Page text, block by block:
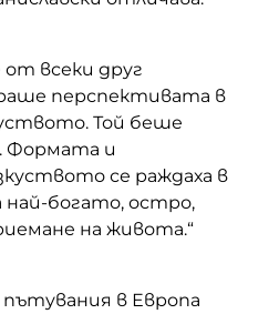
от всеки друг
перспективата в
Той беше
Формата и
се раждаха в
най-богато, остро,
на живота.“
в Европа